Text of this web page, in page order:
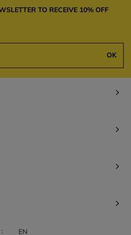
TO RECEIVE 10% OFF
OK
EN